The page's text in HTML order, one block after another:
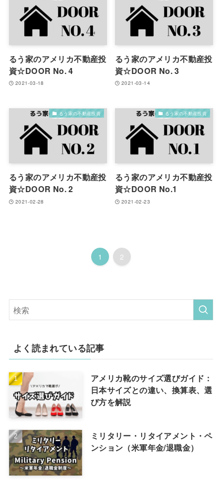
るう家のアメリカ不動産投
資☆DOOR No. 4
2021-03-18
るう家のアメリカ不動産投
資☆DOOR No. 3
2021-03-14
るう家の不動産投資
るう家のアメリカ不動産投
資☆DOOR No. 2
2021-02-28
るう家の不動産投資
るう家のアメリカ不動産投
資☆DOOR No.1
2021-02-23
1 2
よく読まれている記事
アメリカ靴のサイズ選びガイド：
日本サイズとの違い、換算表、選
び方を解説
ミリタリー・リタイアメント・ペ
ンション（米軍年金/退職金）